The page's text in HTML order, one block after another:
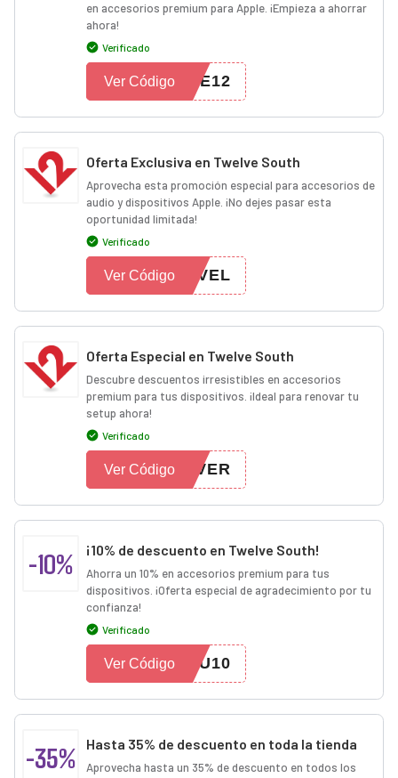
en accesorios premium para Apple. ¡Empieza a ahorrar
ahora!
Verificado
ME12
Ver Código
Oferta Exclusiva en Twelve South
Aprovecha esta promoción especial para accesorios de
audio y dispositivos Apple. ¡No dejes pasar esta
oportunidad limitada!
Verificado
EVEL
Ver Código
Oferta Especial en Twelve South
Descubre descuentos irresistibles en accesorios
premium para tus dispositivos. ¡Ideal para renovar tu
setup ahora!
Verificado
EVER
Ver Código
-10% ¡10% de descuento en Twelve South!
Ahorra un 10% en accesorios premium para tus
dispositivos. ¡Oferta especial de agradecimiento por tu
confianza!
Verificado
OU10
Ver Código
-35% Hasta 35% de descuento en toda la tienda
Aprovecha hasta un 35% de descuento en todos los